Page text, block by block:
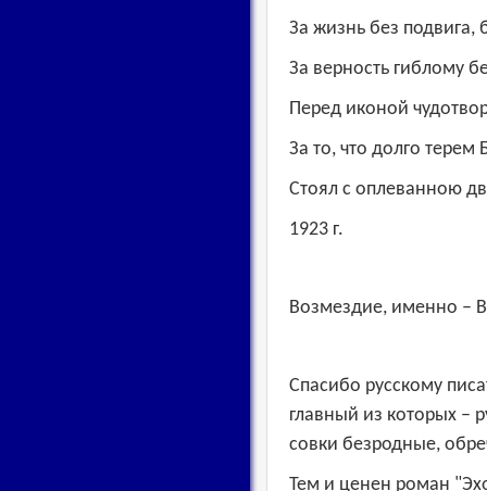
За жизнь без подвига,
За верность гиблому
Перед иконой
За то, что долго терем
Стоял с оплеванною
1923 г.
Возмездие, именно –
Спасибо русскому
главный из которых –
совки безродные,
Тем и ценен роман